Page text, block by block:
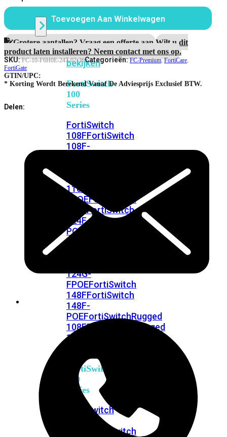
Alle
FortiSwitches
bekijken
FortiSwitch
100
Series
FortiSwitch
108FFortiSwitch
108F-
110G-
FPOEFortiSwitch
FortiSwitch
124F-
POE
124F-
124G-
FPOEFortiSwitch
148FFortiSwitch
148F-
POEFortiSwitchRugged
108FFortiSwitchRugged
112F-
FortiSwitch
200
Series
FortiSwitch
FortiSwitch
Jaar
FortiCare
Premium
Support
aantal
Toevoegen Aan Winkelwagen
Grotere aantallen? Vraag een offerte aan.Wilt u dit
product laten installeren? Neem contact met ons op.
SKU:FC-10-F6H0E-247-02-36Categorieën:FC-Premium,FortiCare,
FortiGate
GTIN/UPC:
* Korting Wordt Berekend Vanaf De Adviesprijs Exclusief BTW.
Delen: